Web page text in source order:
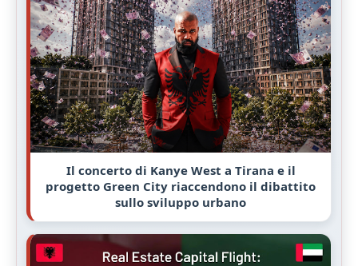
sotto indagine anche funzionari IMT e IKMT